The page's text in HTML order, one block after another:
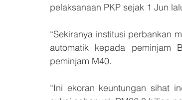
pelaksanaan PKP sejak 1 Jun
“Sekiranya institusi perbankan
automatik kepada peminjam
peminjam M40.
“Ini ekoran keuntungan sihat